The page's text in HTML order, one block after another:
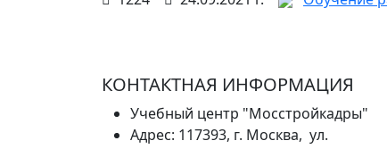
КОНТАКТНАЯ ИНФОРМАЦИЯ
Учебный центр "Мосстройкадры"
Адрес: 117393, г. Москва, ул.